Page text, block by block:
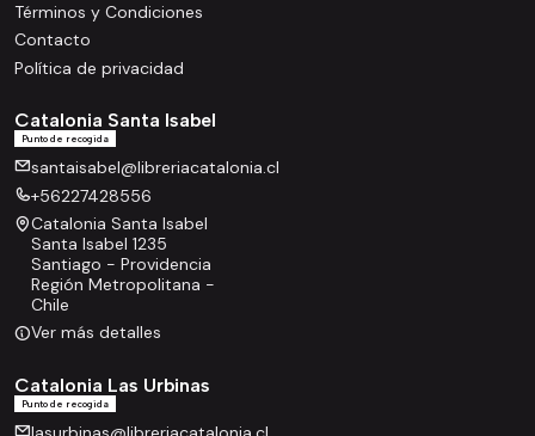
Términos y Condiciones
Contacto
Política de privacidad
Catalonia Santa Isabel
Punto de recogida
santaisabel@libreriacatalonia.cl
+56227428556
Catalonia Santa Isabel
Santa Isabel 1235
Santiago - Providencia
Región Metropolitana -
Chile
Ver más detalles
Catalonia Las Urbinas
Punto de recogida